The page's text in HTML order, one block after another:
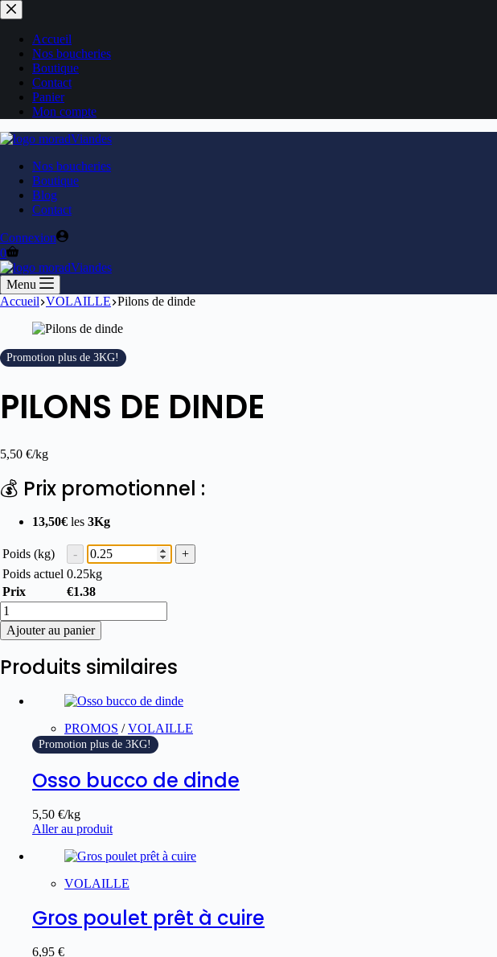
Accueil
Nos boucheries
Boutique
Contact
Panier
Mon compte
Nos boucheries
Boutique
Blog
Contact
Connexion
0
Menu
Accueil VOLAILLE Pilons de dinde
Promotion plus de 3KG!
PILONS DE DINDE
5,50 €/kg
💰 Prix promotionnel :
13,50€ les 3Kg
Poids (kg)
Poids actuel 0.25kg
Prix
€1.38
Ajouter au panier
Produits similaires
PROMOS /VOLAILLE
Promotion plus de 3KG!
Osso bucco de dinde
5,50 €/kg
Aller au produit
VOLAILLE
Gros poulet prêt à cuire
6,95 €